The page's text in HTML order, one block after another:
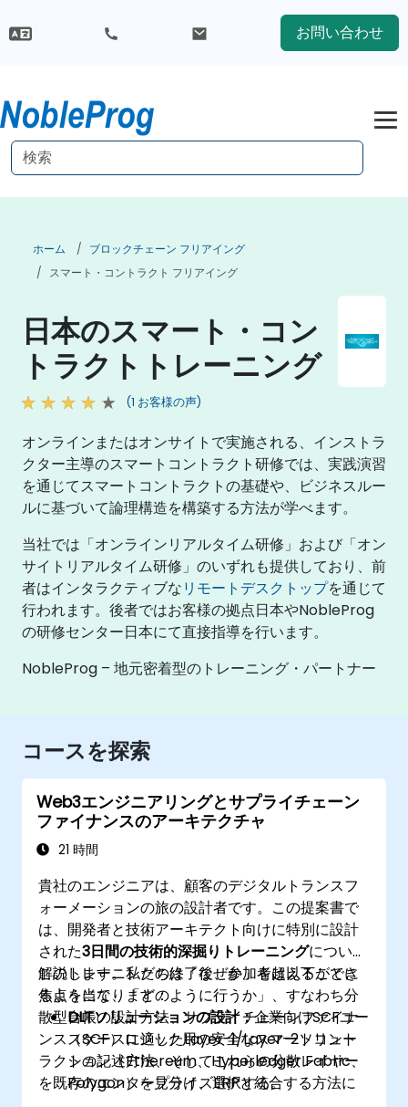
お問い合わせ
ホーム
ブロックチェーン フリアイング
スマート・コントラクト フリアイング
日本のスマート・コン
トラクトトレーニング
(1 お客様の声)
オンラインまたはオンサイトで実施される、インストラ
クター主導のスマートコントラクト研修では、実践演習
を通じてスマートコントラクトの基礎や、ビジネスルー
ルに基づいて論理構造を構築する方法が学べます。
当社では「オンラインリアルタイム研修」および「オン
サイトリアルタイム研修」のいずれも提供しており、前
者はインタラクティブなリモートデスクトップを通じて
行われます。後者ではお客様の拠点日本やNobleProg
の研修センター日本にて直接指導を行います。
NobleProg – 地元密着型のトレーニング・パートナー
コースを探索
Web3エンジニアリングとサプライチェーン
ファイナンスのアーキテクチャ
21 時間
貴社のエンジニアは、顧客のデジタルトランスフ
ォーメーションの旅の設計者です。この提案書で
は、開発者と技術アーキテクト向けに特別に設計
された3日間の技術的深掘りトレーニングについて
解説します。私たちは「なぜか」を超えることに
焦点を当て、「どのように行うか」、すなわち分
散型台帳の設計方法、サプライチェーンファイナ
ンス（SCF）ロジック用の安全なスマートコント
ラクトの記述方法、そしてこれらの分散レイヤー
を既存のエンタープライズERPと統合する方法に
このトレーニングの終了後、参加者は以下ができ
るようになります：
DLTソリューションの設計：企業向けSCFユー
スケースに適したLayer-1/Layer-2ソリュー
ション（Ethereum、Hyperledger Fabric、
Polygon）を見分け、選択する。